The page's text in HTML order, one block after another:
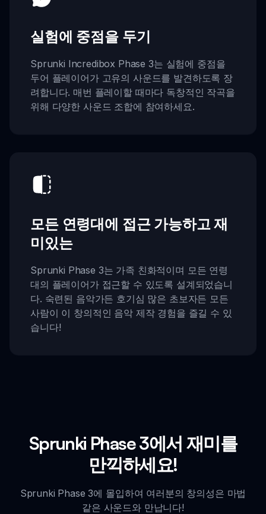
실험에 중점을 두기
Sprunki Incredibox Phase 3는 실험에 중점을
두어 플레이어가 고유의 사운드를 발견하도록 장
려합니다. 매번 플레이할 때마다 독창적인 작곡을
위해 다양한 사운드 조합에 참여하세요.
모든 연령대에 접근 가능하고 재
미있는
Sprunki Phase 3는 가족 친화적이며 모든 연령
대의 플레이어가 접근할 수 있도록 설계되었습니
다. 숙련된 음악가든 호기심 많은 초보자든 모든
사람이 이 창의적인 음악 제작 경험을 즐길 수 있
습니다!
Sprunki Phase 3에서 재미를
만끽하세요!
Sprunki Phase 3에 몰입하여 여러분의 창의성은 마법
같은 사운드와 만납니다!